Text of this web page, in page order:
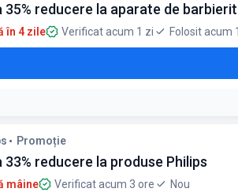
35% reducere la aparate de
în 4 zile Verificat acum 1 zi Folosit acum
Promoție
33% reducere la produse Philips
mâine Verificat acum 3 ore Nou